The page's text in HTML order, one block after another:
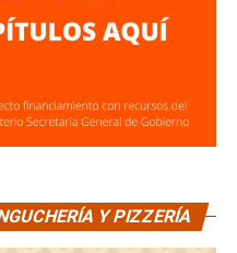
Y PIZZERÍA